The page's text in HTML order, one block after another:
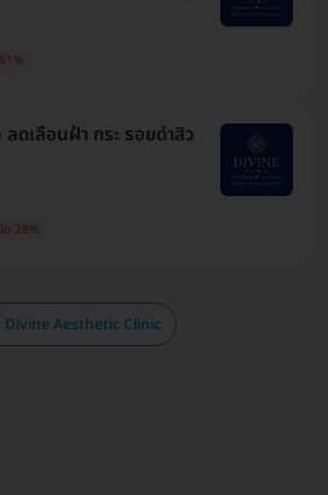
ดเลือนฝ้า​ กระ​ รอยดำสิว
ด 28%
Divine Aesthetic Clinic